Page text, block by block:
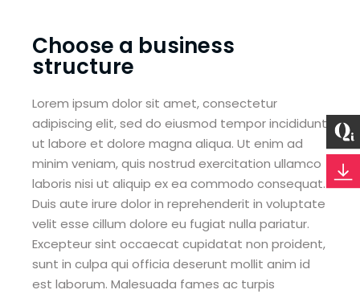
Choose a business
structure
Lorem ipsum dolor sit amet, consectetur
adipiscing elit, sed do eiusmod tempor incididunt
ut labore et dolore magna aliqua. Ut enim ad
minim veniam, quis nostrud exercitation ullamco
laboris nisi ut aliquip ex ea commodo consequat.
Duis aute irure dolor in reprehenderit in voluptate
velit esse cillum dolore eu fugiat nulla pariatur.
Excepteur sint occaecat cupidatat non proident,
sunt in culpa qui officia deserunt mollit anim id
est laborum. Malesuada fames ac turpis